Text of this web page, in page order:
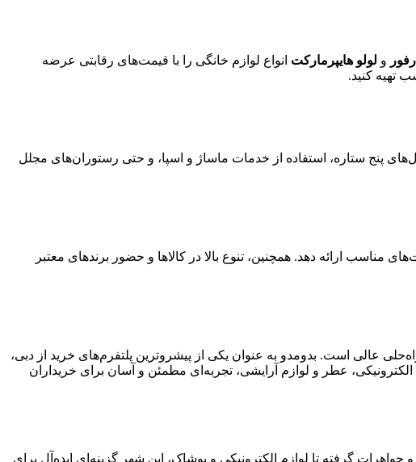
و لولو هایپرمارکت انواع لوازم خانگی را با قیمت‌های رقابتی عرضه
تهیه کنید.
پنج ستاره، استفاده از خدمات ماساژ و اسپا، و حتی رستوران‌های مجلل
مناسب ارائه دهد. همچنین، تنوع بالا در کالاها و حضور برندهای معتبر
عالی است. بدومدو به عنوان یکی از پیشروترین پلتفرم‌های خرید از دبی،
عطر و لوازم آرایشی، تجربه‌ای مطمئن و آسان برای خریداران
گرفته تا لوازم الکترونیکی و پوشاک، این شهر گزینه‌ای ایده‌آل برای